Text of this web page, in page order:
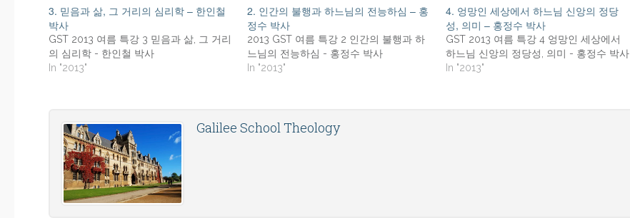
3. 믿음과 삶, 그 거리의 심리학 – 한인철
박사
GST 2013 여름 특강 3 믿음과 삶, 그 거리
의 심리학 - 한인철 박사
In "2013"
2. 인간의 불행과 하느님의 전능하심 – 홍
정수 박사
2013 GST 여름 특강 2 인간의 불행과 하
느님의 전능하심 - 홍정수 박사
In "2013"
4. 엉망인 세상에서 하느님 신앙의 정당
성, 의미 – 홍정수 박사
GST 2013 여름 특강 4 엉망인 세상에서
하느님 신앙의 정당성, 의미 - 홍정수 박사
In "2013"
Galilee School Theology